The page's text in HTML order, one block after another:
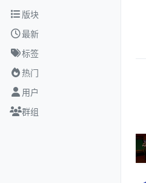
跳转至内容
版块
最新
标签
热门
用户
群组